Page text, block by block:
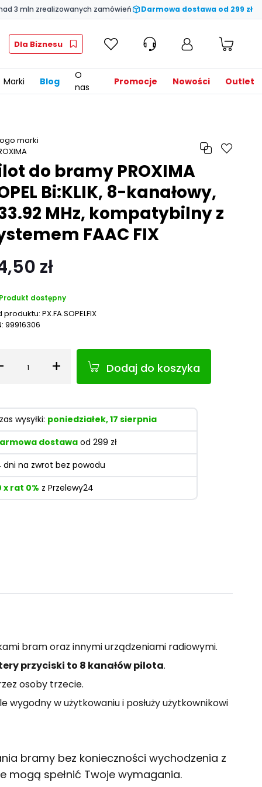
3 mln zrealizowanych zamówień Darmowa dostawa od 299 zł
Dla Biznesu
Marki Blog
O
nas
Promocje Nowości Outlet
bram oraz innymi urządzeniami radiowymi.
przyciski to 8 kanałów pilota.
osoby trzecie.
w użytkowaniu i posłuży użytkownikowi
bramy bez konieczności wychodzenia z
mogą spełnić Twoje wymagania.
do bramy PROXIMA
Bi:KLIK, 8-kanałowy,
MHz, kompatybilny z
FAAC FIX
zł
dostępny
produktu: PX.FA.SOPELFIX
99916306
Ilość + Dodaj do koszyka
wysyłki: poniedziałek, 17 sierpnia
dostawa od 299 zł
dni na zwrot bez powodu
x rat 0% z Przelewy24